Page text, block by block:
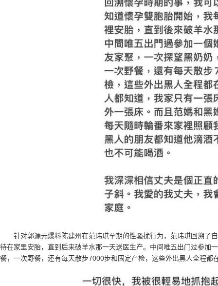
针对郭源元爆料陈建州在范玮琪孕期的性骚扰行为，范玮琪回溯了
待在家里安胎，直到后来破羊水那一天送医生产。中间唯五出门过参加
餐，一次野餐，还有每天散步7000步和固定产检，这些外出黑人全程都